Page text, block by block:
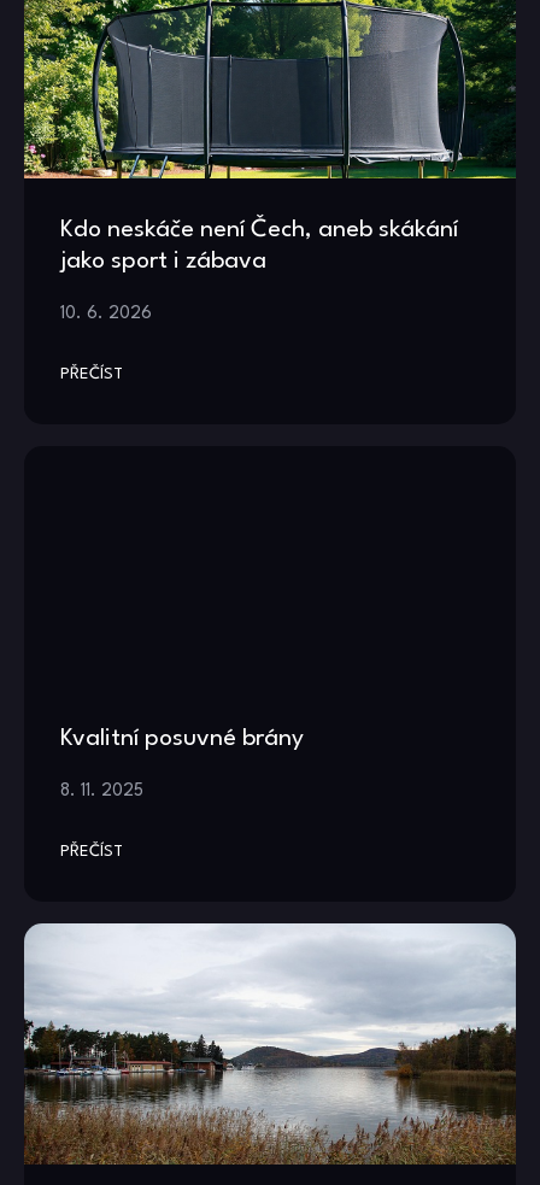
Kdo neskáče není Čech, aneb skákání
jako sport i zábava
10. 6. 2026
PŘEČÍST
Kvalitní posuvné brány
8. 11. 2025
PŘEČÍST